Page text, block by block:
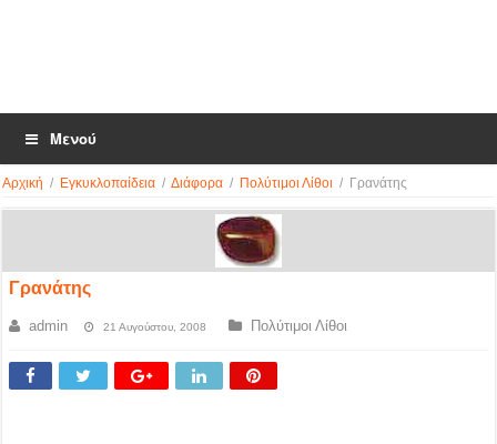
Μενού
Αρχική / Εγκυκλοπαίδεια / Διάφορα / Πολύτιμοι Λίθοι / Γρανάτης
Γρανάτης
admin 21 Αυγούστου, 2008 Πολύτιμοι Λίθοι